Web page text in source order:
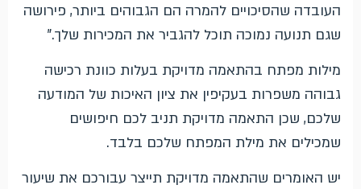
העובדה שהסיכויים להמרה הם הגבוהים ביותר, פירושה
שגם תנועה נמוכה תוכל להגביר את המכירות שלך."
מילות מפתח בהתאמה מדויקת בעלות כוונת רכישה
גבוהה משפרות בעקיפין את ציון האיכות של המודעה
שלכם, שכן התאמה מדויקת תניב לכם חיפושים
שמכילים את מילת המפתח שלכם בלבד.
יש האומרים שהתאמה מדויקת תייצר עבורכם את שיעור